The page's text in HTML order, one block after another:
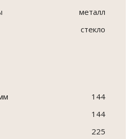
металл
стекло
144
144
225